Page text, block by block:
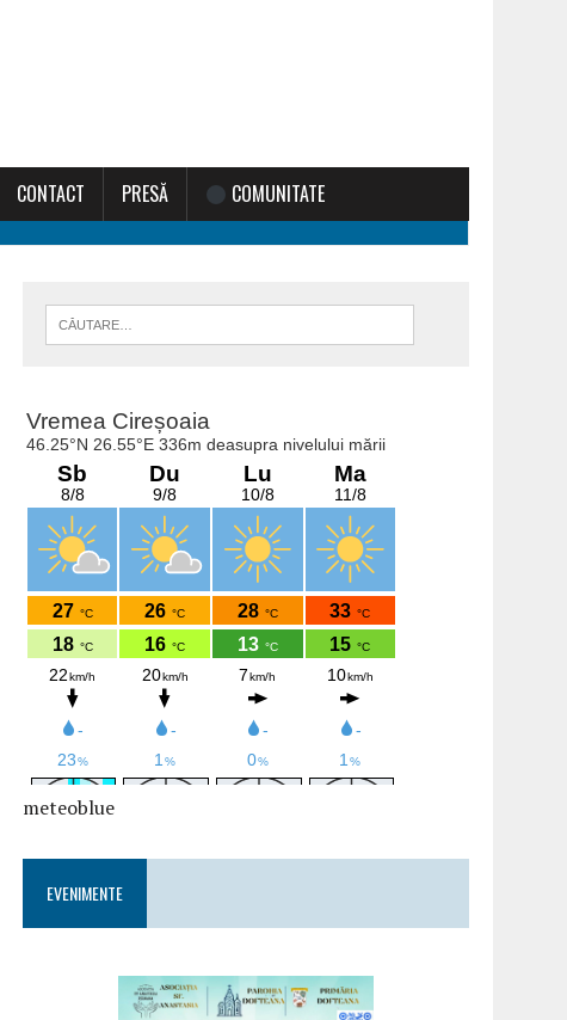
CONTACT PRESĂ COMUNITATE
meteoblue
EVENIMENTE